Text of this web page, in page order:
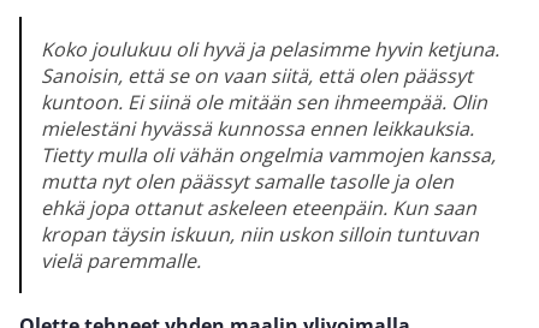
Koko joulukuu oli hyvä ja pelasimme hyvin ketjuna.
Sanoisin, että se on vaan siitä, että olen päässyt
kuntoon. Ei siinä ole mitään sen ihmeempää. Olin
mielestäni hyvässä kunnossa ennen leikkauksia.
Tietty mulla oli vähän ongelmia vammojen kanssa,
mutta nyt olen päässyt samalle tasolle ja olen
ehkä jopa ottanut askeleen eteenpäin. Kun saan
kropan täysin iskuun, niin uskon silloin tuntuvan
vielä paremmalle.